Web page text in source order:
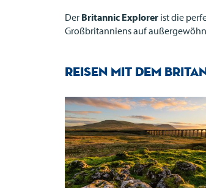
Der Britannic Explorer ist die
Großbritanniens auf
Reisen mit dem